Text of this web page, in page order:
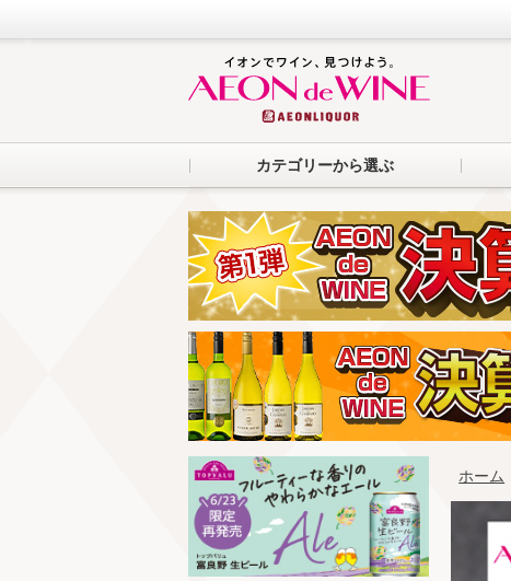
カテゴリーから選ぶ
ホーム